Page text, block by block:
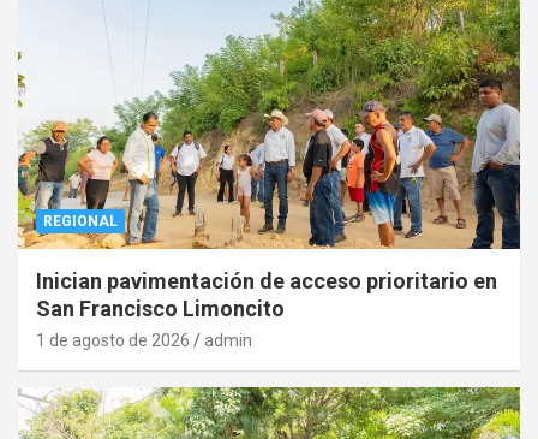
REGIONAL
Inician pavimentación de acceso prioritario en
San Francisco Limoncito
1 de agosto de 2026 admin